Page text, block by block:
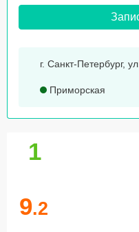
г. Санкт-Петербург,
Приморская
1
9.2